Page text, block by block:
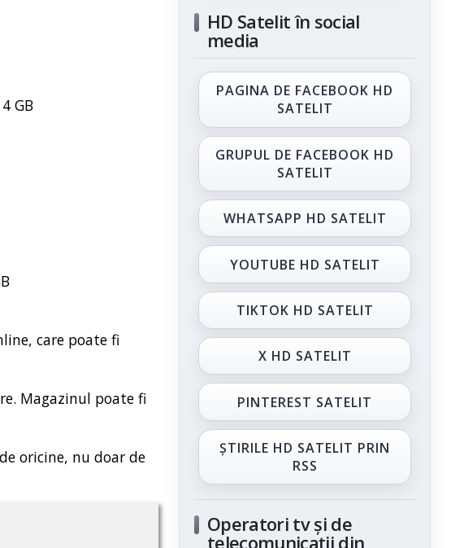
GB
care poate fi
Magazinul poate fi
oricine, nu doar de
HD Satelit în social
media
PAGINA DE FACEBOOK HD
SATELIT
GRUPUL DE FACEBOOK HD
SATELIT
WHATSAPP HD SATELIT
YOUTUBE HD SATELIT
TIKTOK HD SATELIT
X HD SATELIT
PINTEREST SATELIT
ȘTIRILE HD SATELIT PRIN
RSS
Operatori tv și de
telecomunicații din